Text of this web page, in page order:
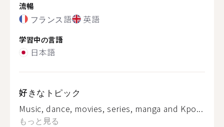
流暢
フランス語 英語
学習中の言語
日本語
好きなトピック
Music, dance, movies, series, manga and Kpo...
もっと見る